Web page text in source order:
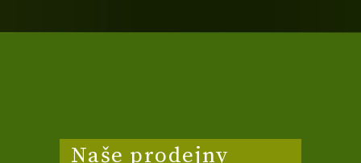
Naše prodejny